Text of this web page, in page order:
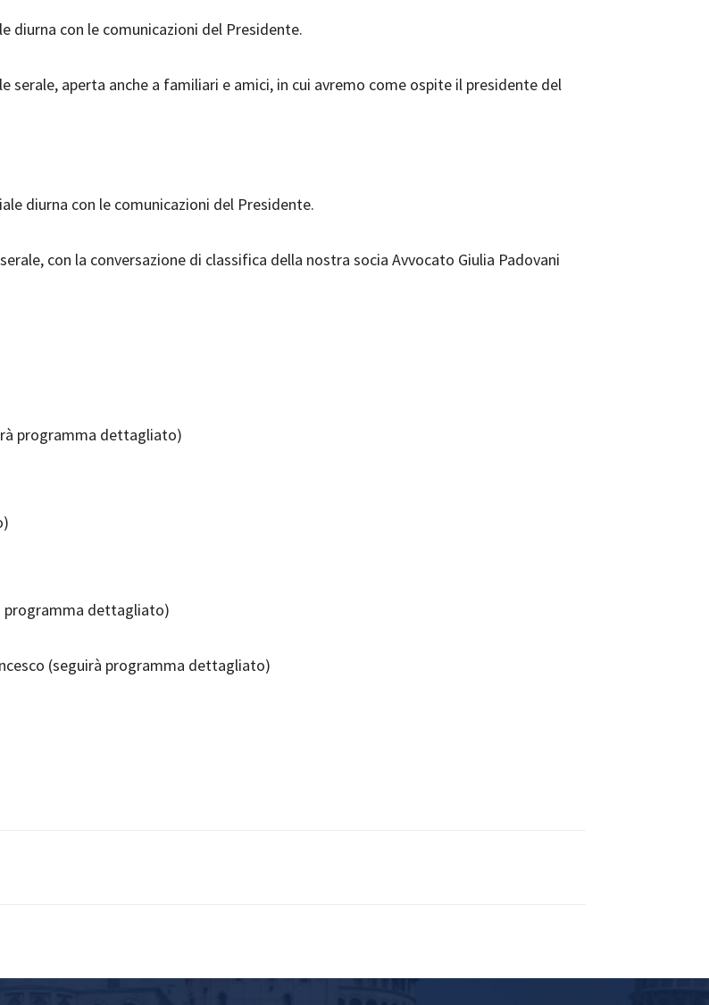
diurna con le comunicazioni del Presidente.
serale, aperta anche a familiari e amici, in cui avremo come ospite il presidente del
diurna con le comunicazioni del Presidente.
con la conversazione di classifica della nostra socia Avvocato Giulia Padovani
programma dettagliato)
programma dettagliato)
(seguirà programma dettagliato)